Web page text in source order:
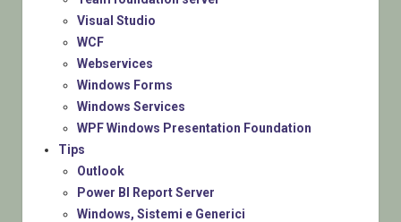
Visual Studio
WCF
Webservices
Windows Forms
Windows Services
WPF Windows Presentation Foundation
Tips
Outlook
Power BI Report Server
Windows, Sistemi e Generici